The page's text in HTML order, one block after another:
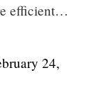
efficient…
24,